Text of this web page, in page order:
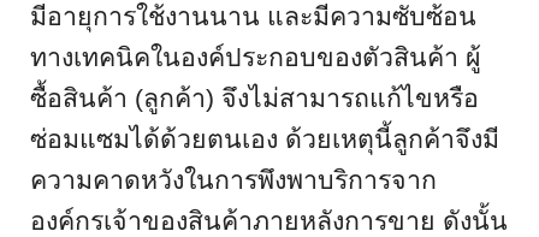
มีอายุการใช้งานนาน และมีความซับซ้อน
ทางเทคนิคในองค์ประกอบของตัวสินค้า ผู้
ซื้อสินค้า (ลูกค้า) จึงไม่สามารถแก้ไขหรือ
ซ่อมแซมได้ด้วยตนเอง ด้วยเหตุนี้ลูกค้าจึงมี
ความคาดหวังในการพึงพาบริการจาก
องค์กรเจ้าของสินค้าภายหลังการขาย ดังนั้น